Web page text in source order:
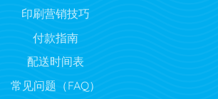
印刷营销技巧
付款指南
配送时间表
常见问题（FAQ）